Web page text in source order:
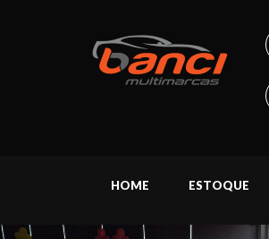
HOME ESTOQUE